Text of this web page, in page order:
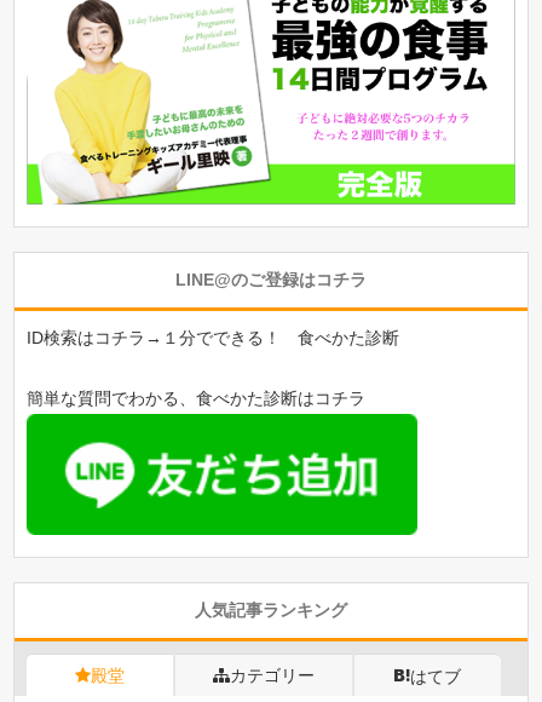
LINE@のご登録はコチラ
ID検索はコチラ→１分でできる！ 食べかた診断
簡単な質問でわかる、食べかた診断はコチラ
人気記事ランキング
殿堂 カテゴリー はてブ